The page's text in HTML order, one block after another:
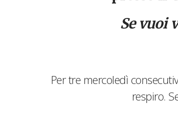
Se vuoi
Per tre mercoledì
respiro.